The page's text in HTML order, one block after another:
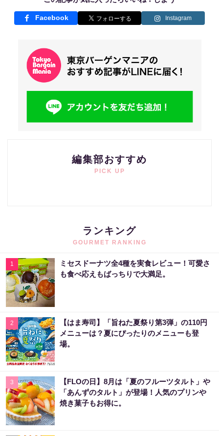
Facebook Instagram
編集部おすすめ
PICK UP
ランキング
GOURMET RANKING
1
ミセスドーナツ全4種を実食レビュー！可愛さ
も食べ応えもばっちりで大満足。
2
【はま寿司】「旨ねた夏祭り第3弾」の110円
メニューは？夏にぴったりのメニューも登
場。
3
【FLOの日】8月は「夏のフルーツタルト」や
「あんずのタルト」が登場！人気のプリンや
焼き菓子もお得に。